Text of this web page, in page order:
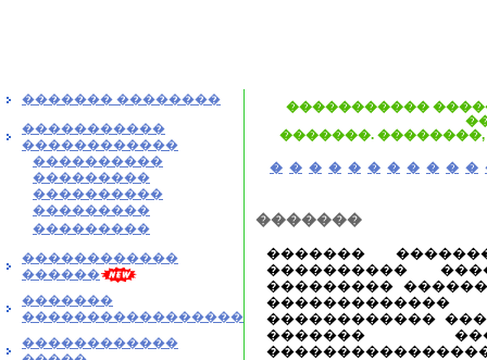
������� ��������
�����������
������������
����������
���������
����������
���������
���������
������������
������
�������
�����������������
������������
�����������
�������.
� � � � � � � � � � �
�������
�������
����������
���������
������������
�������